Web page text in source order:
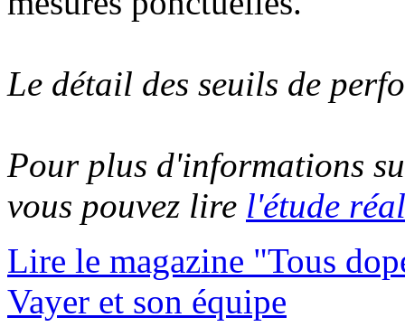
Le détail des seuils de
Pour plus d'informations
vous pouvez lire l'étude
Lire le magazine "Tous
Vayer et son équipe